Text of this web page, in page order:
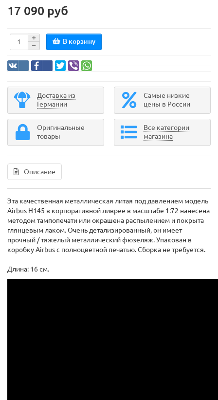
17 090 руб
В корзину
Доставка из
Германии
Самые низкие
цены в России
Оригинальные
товары
Все категории
магазина
Описание
Эта качественная металлическая литая под давлением модель
Airbus H145 в корпоративной ливрее в масштабе 1:72 нанесена
методом тампопечати или окрашена распылением и покрыта
глянцевым лаком. Очень детализированный, он имеет
прочный / тяжелый металлический фюзеляж. Упакован в
коробку Airbus с полноцветной печатью. Сборка не требуется.
Длина: 16 см.